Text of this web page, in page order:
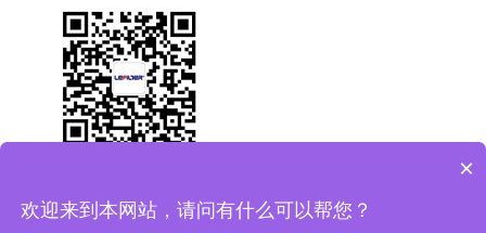
×
欢迎来到本网站，请问有什么可以帮您？